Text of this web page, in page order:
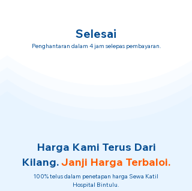
Selesai
Penghantaran dalam 4 jam selepas pembayaran.
Harga Kami Terus Dari
Kilang.Janji Harga Terbaloi.
100% telus dalam penetapan harga Sewa Katil
Hospital Bintulu.